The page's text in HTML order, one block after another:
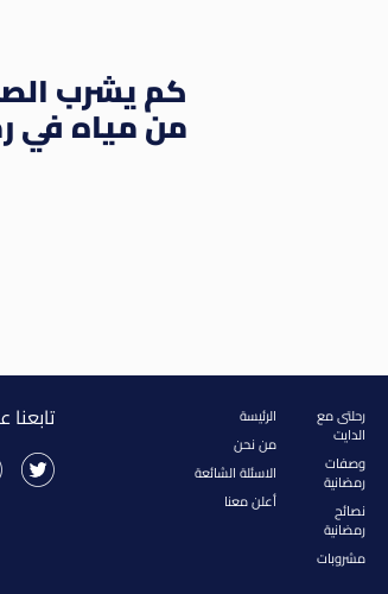
كم يشرب
من مياه في
رحلتى مع
الدايت
وصفات
رمضانية
نصائح
رمضانية
مشروبات
الرئيسة
من نحن
الاسئلة الشائعة
أعلن معنا
تابعنا